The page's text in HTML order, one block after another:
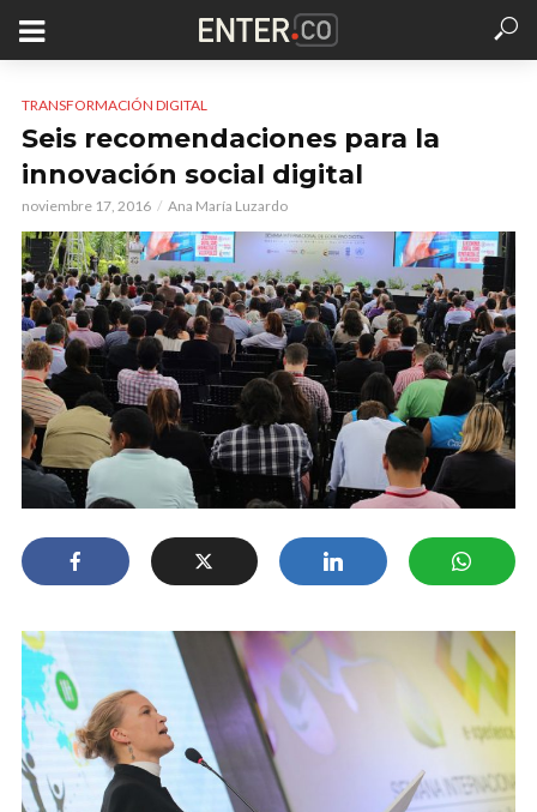
TRANSFORMACIÓN DIGITAL
Seis recomendaciones para la
innovación social digital
noviembre 17, 2016 Ana María Luzardo